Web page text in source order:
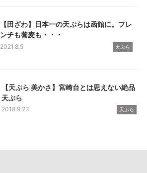
【田ざわ】日本一の天ぷらは函館に。フレ
ンチも蕎麦も・・・
2021.8.5 天ぷら
【天ぷら 美かさ】宮崎台とは思えない絶品
天ぷら
2018.9.23 天ぷら